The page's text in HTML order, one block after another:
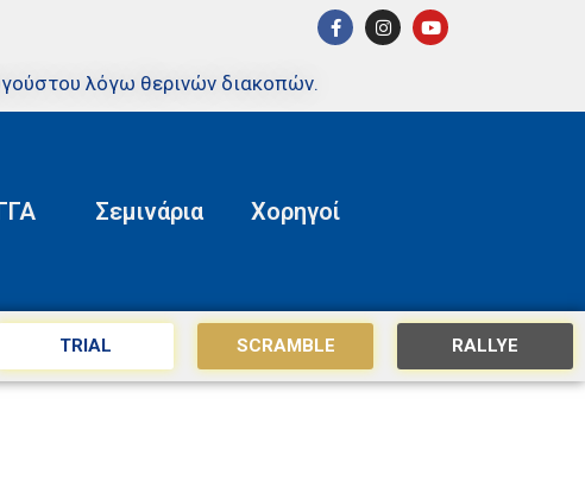
λόγω θερινών διακοπών.
Σεμινάρια Χορηγοί
TRIAL SCRAMBLE RALLYE